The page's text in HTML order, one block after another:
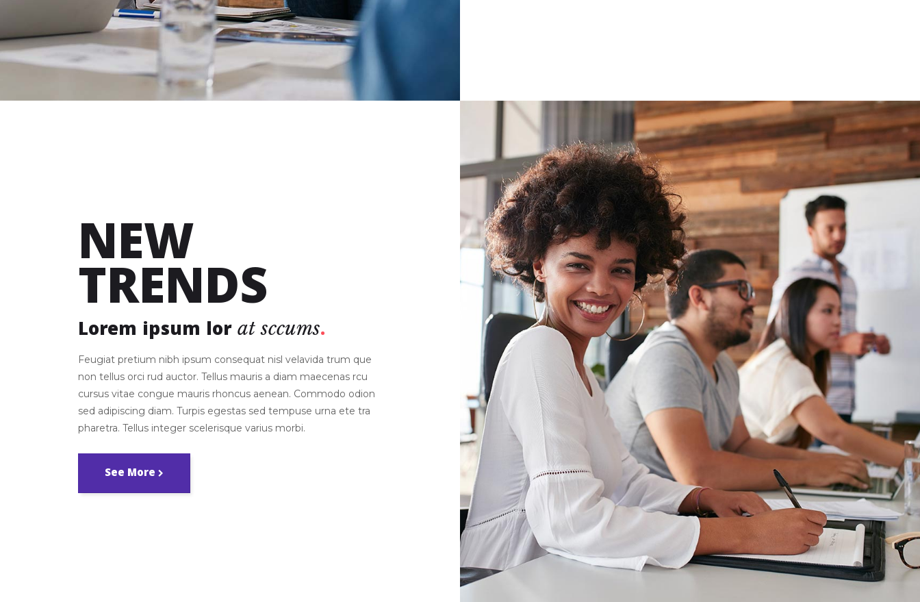
NEW
TRENDS
Lorem ipsum lorat sccums
Feugiat pretium nibh ipsum consequat nisl velavida trum que
non tellus orci rud auctor. Tellus mauris a diam maecenas rcu
cursus vitae congue mauris rhoncus aenean. Commodo odion
sed adipiscing diam. Turpis egestas sed tempuse urna ete tra
pharetra. Tellus integer scelerisque varius morbi.
See More